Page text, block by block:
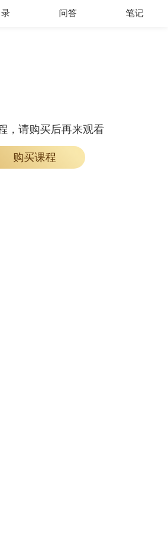
录 问答 笔记
，请购买后再来观看
购买课程